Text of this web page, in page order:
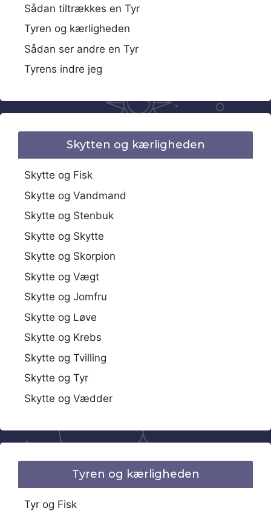
Sådan tiltrækkes en Tyr
Tyren og kærligheden
Sådan ser andre en Tyr
Tyrens indre jeg
Skytten og kærligheden
Skytte og Fisk
Skytte og Vandmand
Skytte og Stenbuk
Skytte og Skytte
Skytte og Skorpion
Skytte og Vægt
Skytte og Jomfru
Skytte og Løve
Skytte og Krebs
Skytte og Tvilling
Skytte og Tyr
Skytte og Vædder
Tyren og kærligheden
Tyr og Fisk